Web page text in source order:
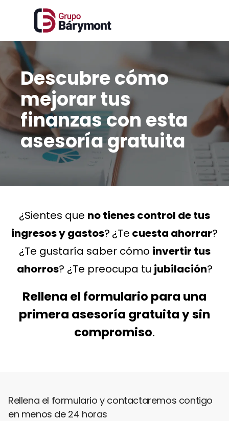
Descubre cómo
mejorar tus
finanzas con esta
asesoría gratuita
¿Sientes que no tienes control de tus
ingresos y gastos? ¿Te cuesta ahorrar?
¿Te gustaría saber cómo invertir tus
ahorros? ¿Te preocupa tu jubilación?
Rellena el formulario para una
primera asesoría gratuita y sin
compromiso.
Rellena el formulario y contactaremos contigo
en menos de 24 horas